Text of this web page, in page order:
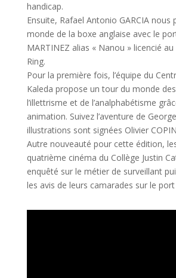
handicap.
Ensuite, Rafael Antonio GARCIA nous
monde de la boxe anglaise avec le
MARTINEZ alias « Nanou » licencié au
Ring.
Pour la première fois, l’équipe du
Kaleda propose un tour du monde
l’illettrisme et de l’analphabétisme
animation. Suivez l’aventure de
illustrations sont signées Olivier
Autre nouveauté pour cette édition,
quatrième cinéma du Collège Justin
enquêté sur le métier de surveillant
les avis de leurs camarades sur le port